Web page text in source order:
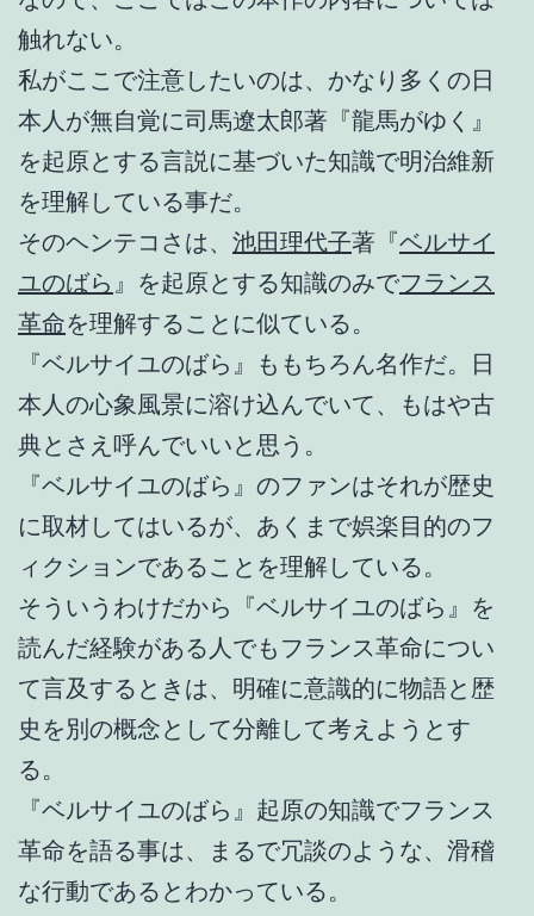
触れない。
私がここで注意したいのは、かなり多くの日
本人が無自覚に司馬遼太郎著『龍馬がゆく』
を起原とする言説に基づいた知識で明治維新
を理解している事だ。
そのヘンテコさは、 池田理代子著『ベルサイ
ユのばら 』を起原とする知識のみでフランス
革命を理解することに似ている。
『ベルサイユのばら』ももちろん名作だ。日
本人の心象風景に溶け込んでいて、もはや古
典とさえ呼んでいいと思う。
『ベルサイユのばら』のファンはそれが歴史
に取材してはいるが、あくまで娯楽目的のフ
ィクションであることを理解している。
そういうわけだから『ベルサイユのばら』を
読んだ経験がある人でもフランス革命につい
て言及するときは、明確に意識的に物語と歴
史を別の概念として分離して考えようとす
る。
『ベルサイユのばら』起原の知識でフランス
革命を語る事は、まるで冗談のような、滑稽
な行動であるとわかっている。